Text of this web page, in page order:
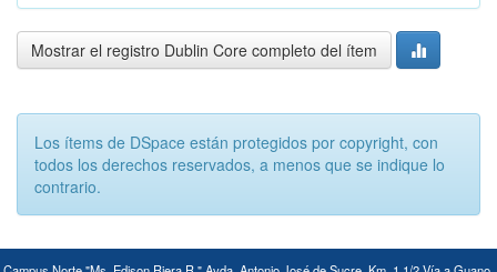
Mostrar el registro Dublin Core completo del ítem
Los ítems de DSpace están protegidos por copyright, con
todos los derechos reservados, a menos que se indique lo
contrario.